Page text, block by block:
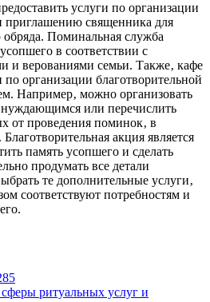
услуги по организации
священника для
обряда. Поминальная служба
в соответствии с
и верованиями семьи. Также‚ кафе
организации благотворительной
Например‚ можно организовать
или перечислить
от проведения поминок‚ в
акция является
память усопшего и сделать
продумать все детали
те дополнительные услуги‚
соответствуют потребностям и
ритуальных услуг и